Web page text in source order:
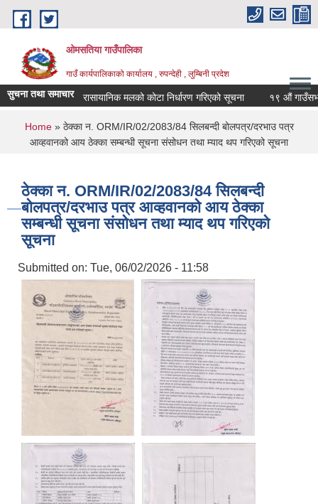
Skip to main content
ओमसतिया गाउँपालिका
गाउँ कार्यपालिकाको कार्यालय , रुपन्देही , लुम्बिनी प्रदेश
सुचना तथा समाचाररासायानिक मलको कोटा निर्धारण गरिएको सूचना १९ औं गाउँसभाको
You are here
Home» ठेक्का न. ORM/IR/02/2083/84 सिलबन्दी बोलपत्र/दरभाउ पत्र
आव्हवानको आय ठेक्का सम्बन्धी सूचना संसोधन तथा म्याद थप गरिएको सूचना
ठेक्का न. ORM/IR/02/2083/84 सिलबन्दी
बोलपत्र/दरभाउ पत्र आव्हवानको आय ठेक्का
सम्बन्धी सूचना संसोधन तथा म्याद थप गरिएको
सूचना
Submitted on: Tue, 06/02/2026 - 11:58